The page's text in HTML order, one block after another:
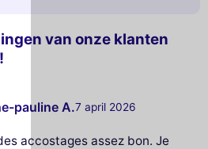
van onze klanten
pauline A.7 april 2026
accostages assez bon. Je